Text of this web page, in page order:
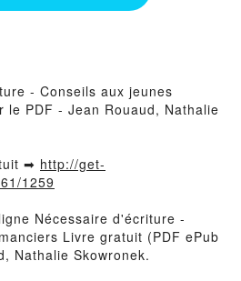
- Conseils aux jeunes
le PDF - Jean Rouaud, Nathalie
➡ http://get-
1259
Nécessaire d'écriture -
Livre gratuit (PDF ePub
Nathalie Skowronek.